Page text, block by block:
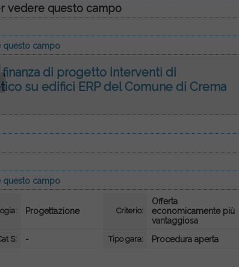
vedere questo campo
questo campo
di progetto interventi di
su edifici ERP del Comune di Crema
questo campo
Progettazione Criterio:
Offerta
economicamente più
vantaggiosa
S: - Tipo gara: Procedura aperta